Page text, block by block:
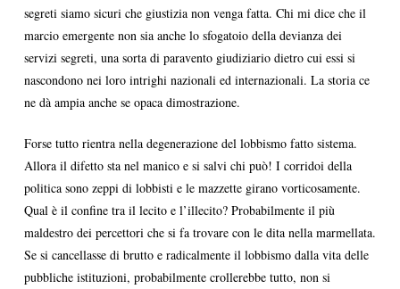
segreti siamo sicuri che giustizia non venga fatta. Chi mi dice che il
marcio emergente non sia anche lo sfogatoio della devianza dei
servizi segreti, una sorta di paravento giudiziario dietro cui essi si
nascondono nei loro intrighi nazionali ed internazionali. La storia ce
ne dà ampia anche se opaca dimostrazione.
Forse tutto rientra nella degenerazione del lobbismo fatto sistema.
Allora il difetto sta nel manico e si salvi chi può! I corridoi della
politica sono zeppi di lobbisti e le mazzette girano vorticosamente.
Qual è il confine tra il lecito e l’illecito? Probabilmente il più
maldestro dei percettori che si fa trovare con le dita nella marmellata.
Se si cancellasse di brutto e radicalmente il lobbismo dalla vita delle
pubbliche istituzioni, probabilmente crollerebbe tutto, non si